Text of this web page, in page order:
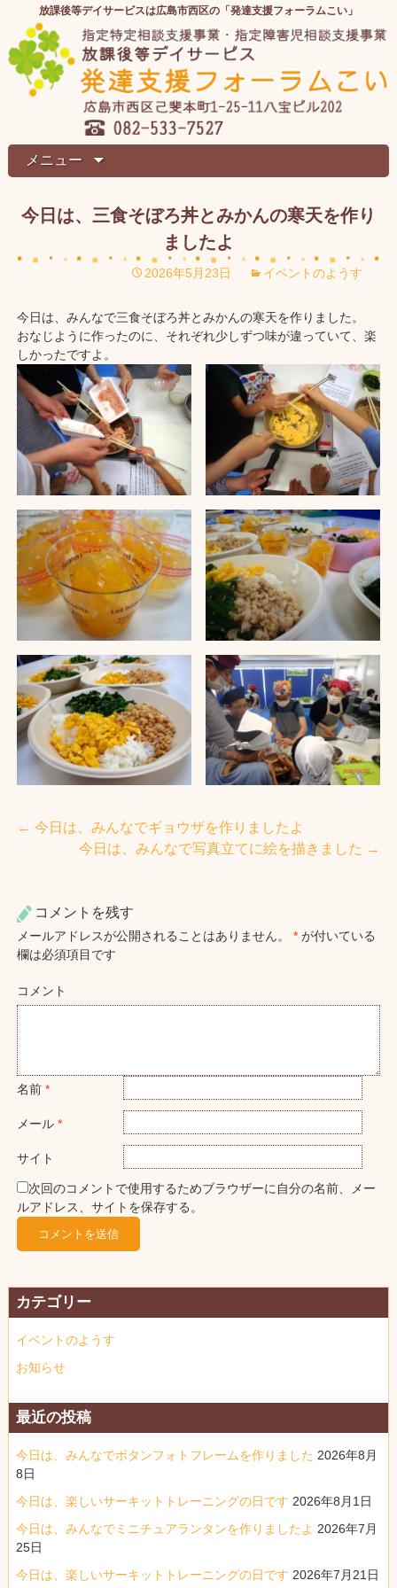
放課後等デイサービスは広島市西区の「発達支援フォーラムこい」
メニュー
今日は、三食そぼろ丼とみかんの寒天を作り
ましたよ
2026年5月23日 イベントのようす
今日は、みんなで三食そぼろ丼とみかんの寒天を作りました。
おなじように作ったのに、それぞれ少しずつ味が違っていて、楽
しかったですよ。
投稿ナビゲーション
← 今日は、みんなでギョウザを作りましたよ
今日は、みんなで写真立てに絵を描きました →
コメントを残す
メールアドレスが公開されることはありません。 *が付いている
欄は必須項目です
コメント
名前 *
メール *
サイト
次回のコメントで使用するためブラウザーに自分の名前、メー
ルアドレス、サイトを保存する。
カテゴリー
イベントのようす
お知らせ
最近の投稿
今日は、みんなでボタンフォトフレームを作りました 2026年8月
8日
今日は、楽しいサーキットトレーニングの日です 2026年8月1日
今日は、みんなでミニチュアランタンを作りましたよ 2026年7月
25日
今日は、楽しいサーキットトレーニングの日です 2026年7月21日